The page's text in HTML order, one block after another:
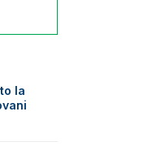
la